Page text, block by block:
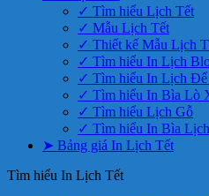
✓ Tìm hiểu Lịch Tết
✓ Mẫu Lịch Tết
✓ Thiết kế Mẫu Lịch
✓ Tìm hiểu In Lịch
✓ Tìm hiểu In Lịch Để
✓ Tìm hiểu In Bìa Lò
✓ Tìm hiểu Lịch Gỗ
✓ Tìm hiểu In Bìa
➤ Bảng giá In Lịch Tết
Tìm hiểu In Lịch Tết